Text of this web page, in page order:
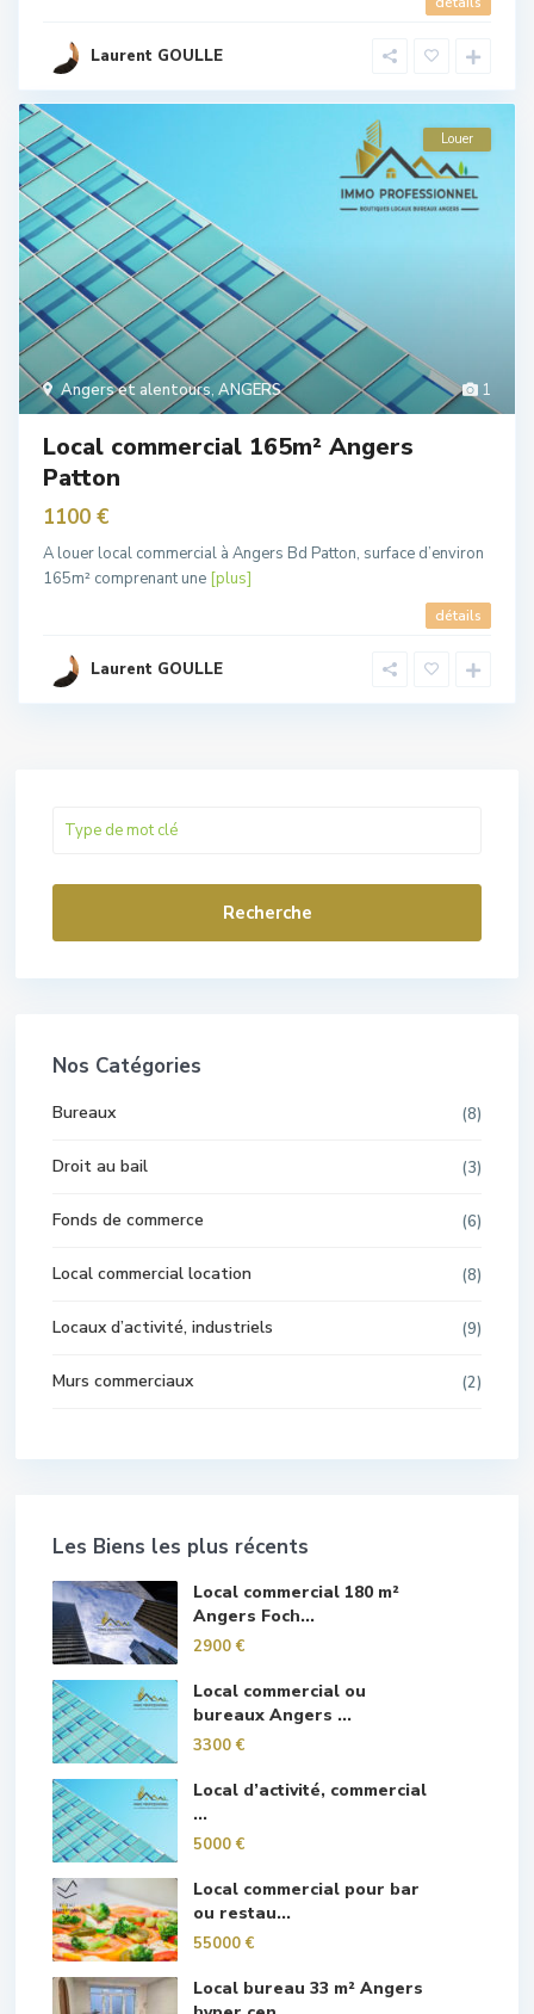
Laurent GOULLE
1
Angers et alentours, ANGERS
Louer
Local commercial 165m² Angers
Patton
1100 €
A louer local commercial à Angers Bd Patton, surface d’environ
165m² comprenant une [plus]
détails
Laurent GOULLE
Recherche
Nos Catégories
Bureaux (8)
Droit au bail (3)
Fonds de commerce (6)
Local commercial location (8)
Locaux d’activité, industriels (9)
Murs commerciaux (2)
Les Biens les plus récents
Local commercial 180 m²
Angers Foch...
2900 €
Local commercial ou
bureaux Angers ...
3300 €
Local d’activité, commercial
...
5000 €
Local commercial pour bar
ou restau...
55000 €
Local bureau 33 m² Angers